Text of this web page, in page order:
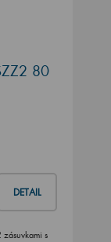
80
DETAIL
s